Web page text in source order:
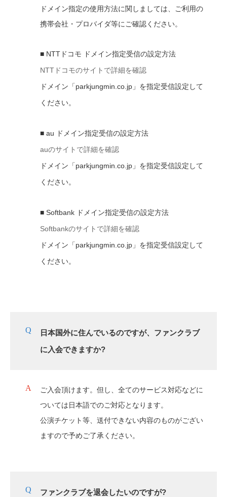
ドメイン指定の使用方法に関しましては、ご利用の
携帯会社・プロバイダ等にご確認ください。
■ NTTドコモ ドメイン指定受信の設定方法
NTTドコモのサイトで詳細を確認
ドメイン「parkjungmin.co.jp」を指定受信設定して
ください。
■ au ドメイン指定受信の設定方法
auのサイトで詳細を確認
ドメイン「parkjungmin.co.jp」を指定受信設定して
ください。
■ Softbank ドメイン指定受信の設定方法
Softbankのサイトで詳細を確認
ドメイン「parkjungmin.co.jp」を指定受信設定して
ください。
日本国外に住んでいるのですが、ファンクラブ
に入会できますか?
ご入会頂けます。但し、全てのサービス対応などに
ついては日本語でのご対応となります。
公演チケット等、送付できない内容のものがござい
ますので予めご了承ください。
ファンクラブを退会したいのですが?